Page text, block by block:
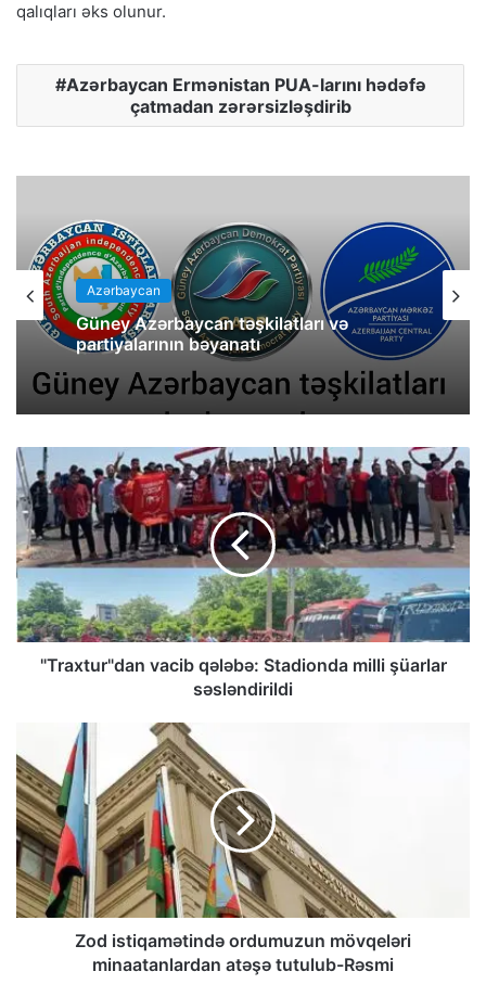
qalıqları əks olunur.
Azərbaycan Ermənistan PUA-larını hədəfə
çatmadan zərərsizləşdirib
Azərbaycan
Güney Azərbaycan təşkilatları və
partiyalarının bəyanatı
"Traxtur"dan vacib qələbə: Stadionda milli şüarlar
səsləndirildi
Zod istiqamətində ordumuzun mövqeləri
minaatanlardan atəşə tutulub-Rəsmi